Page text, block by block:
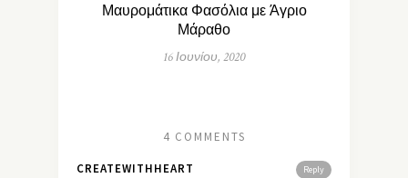
Μαυρομάτικα Φασόλια με Άγριο
Μάραθο
16 Ιουνίου, 2020
4 COMMENTS
Reply
CREATEWITHHEART